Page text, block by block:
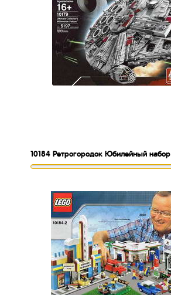
10184 Ретрогородок Юбилейный набор